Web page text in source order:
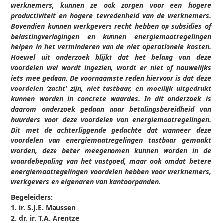
werknemers, kunnen ze ook zorgen voor een hogere
productiviteit en hogere tevredenheid van de werknemers.
Bovendien kunnen werkgevers recht hebben op subsidies of
belastingverlagingen en kunnen energiemaatregelingen
helpen in het verminderen van de niet operationele kosten.
Hoewel uit onderzoek blijkt dat het belang van deze
voordelen wel wordt ingezien, wordt er niet of nauwelijks
iets mee gedaan. De voornaamste reden hiervoor is dat deze
voordelen ‘zacht’ zijn, niet tastbaar, en moeilijk uitgedrukt
kunnen worden in concrete waardes. In dit onderzoek is
daarom onderzoek gedaan naar betalingsbereidheid van
huurders voor deze voordelen van energiemaatregelingen.
Dit met de achterliggende gedachte dat wanneer deze
voordelen van energiemaatregelingen tastbaar gemaakt
worden, deze beter meegenomen kunnen worden in de
waardebepaling van het vastgoed, maar ook omdat betere
energiemaatregelingen voordelen hebben voor werknemers,
werkgevers en eigenaren van kantoorpanden.
Begeleiders:
1. ir. S.J.E. Maussen
2. dr. ir. T.A. Arentze